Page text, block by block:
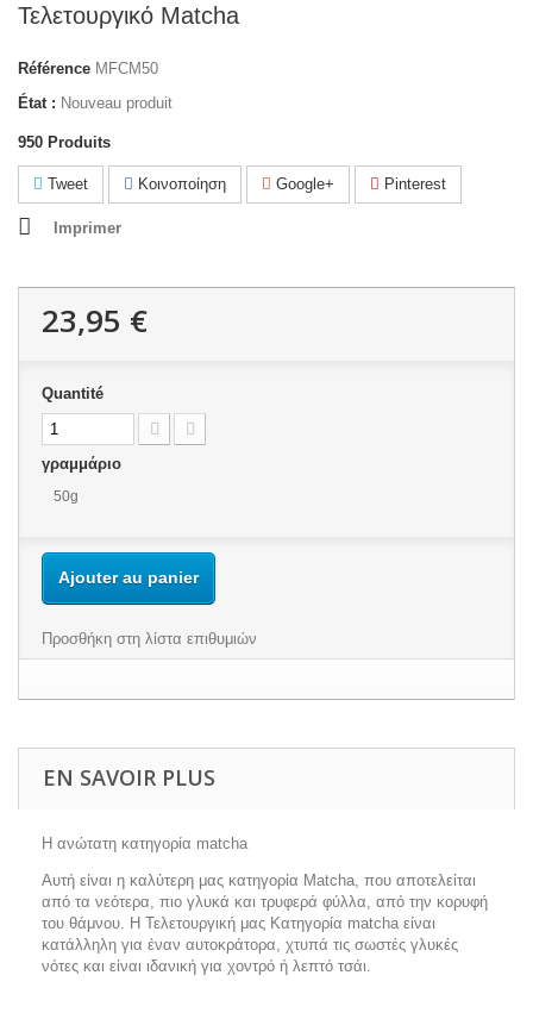
Τελετουργικό Matcha
Référence MFCM50
État : Nouveau produit
950 Produits
Tweet Κοινοποίηση Google+ Pinterest
Imprimer
23,95 €
Quantité
γραμμάριο
50g
Ajouter au panier
Προσθήκη στη λίστα επιθυμιών
EN SAVOIR PLUS
Η ανώτατη κατηγορία matcha
Αυτή είναι η καλύτερη μας κατηγορία Matcha, που αποτελείται
από τα νεότερα, πιο γλυκά και τρυφερά φύλλα, από την κορυφή
του θάμνου. Η Τελετουργική μας Κατηγορία matcha είναι
κατάλληλη για έναν αυτοκράτορα, χτυπά τις σωστές γλυκές
νότες και είναι ιδανική για χοντρό ή λεπτό τσάι.